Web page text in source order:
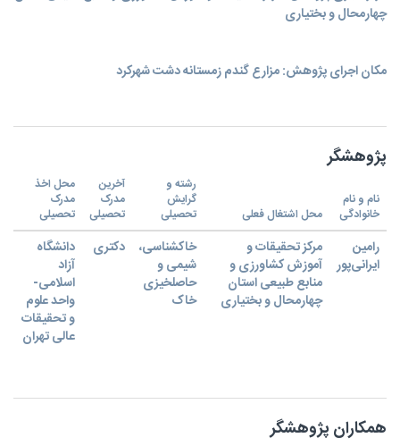
چهارمحال و بختیاری
مکان اجرای پژوهش: مزارع گندم زمستانه دشت شهرکرد
پژوهشگر
نام و نام
خانوادگی
محل اشتغال فعلی
رشته و
گرایش
تحصیلی
آخرین
مدرک
تحصیلی
محل اخذ
مدرک
تحصیلی
رامین
ایرانی‌پور
مرکز تحقیقات و
آموزش کشاورزی و
منابع طبیعی استان
چهارمحال و بختیاری
خاکشناسی،
شیمی ‌و‌
حاصلخیزی
خاک
دکتری
دانشگاه
آزاد
اسلامی-
واحد علوم
و تحقیقات
عالی تهران
همکاران پژوهشگر